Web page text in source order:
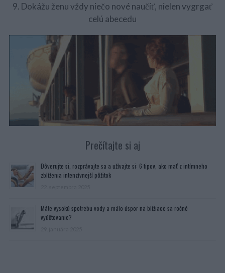
9. Dokážu ženu vždy niečo nové naučiť, nielen vygrgať
celú abecedu
Prečítajte si aj
Dôverujte si, rozprávajte sa a užívajte si: 6 tipov, ako mať z intímneho
zblíženia intenzívnejší pôžitok
Máte vysokú spotrebu vody a málo úspor na blížiace sa ročné
vyúčtovanie?